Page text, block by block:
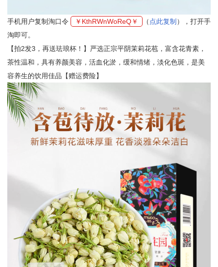
手机用户复制淘口令 ￥KthRWnWoReQ￥ （ 点此复制 ），打开手
淘即可。
【拍2发3，再送珐琅杯！】严选正宗平阴茉莉花苞，富含花青素，
茶性温和，具有养颜美容，活血化淤，缓和情绪，淡化色斑，是美
容养生的饮用佳品【赠运费险】